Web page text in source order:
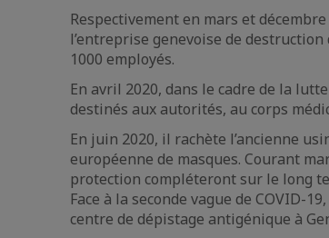
Respectivement en mars et
l’entreprise genevoise de
1000 employés.
En avril 2020, dans le cadre de la
destinés aux autorités, au corps
En juin 2020, il rachète l’ancienne
européenne de masques. Courant
protection compléteront sur le long
Face à la seconde vague de COVID-
centre de dépistage antigénique à